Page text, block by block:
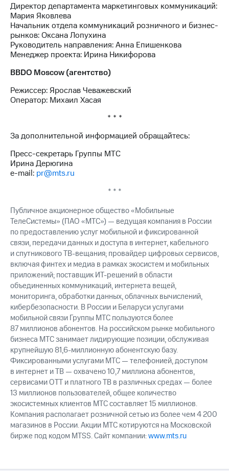
Порядок
выкупа
акций
Дивиденды
Рынок
облигаций
Описание
Еврооблигации-2023
Уведомление
облигаций
Регистратор
Реквизиты
этика
На главную
Директор департамента маркетинговых коммуникаций:
Мария Яковлева
Начальник отдела коммуникаций розничного и бизнес-
рынков: Оксана Лопухина
Руководитель направления: Анна Епишенкова
Менеджер проекта: Ирина Никифорова
BBDO Moscow (агентство)
Режиссер: Ярослав Чеважевский
Оператор: Михаил Хасая
* * *
За дополнительной информацией обращайтесь:
Пресс-секретарь Группы МТС
Ирина Дерюгина
e-mail: pr@mts.ru
* * *
Публичное акционерное общество «Мобильные
ТелеСистемы» (ПАО «МТС») — ведущая компания в России
по предоставлению услуг мобильной и фиксированной
связи, передачи данных и доступа в интернет, кабельного
и спутникового ТВ-вещания; провайдер цифровых сервисов,
включая финтех и медиа в рамках экосистем и мобильных
приложений; поставщик ИТ-решений в области
объединенных коммуникаций, интернета вещей,
мониторинга, обработки данных, облачных вычислений,
кибербезопасности. В России и Беларуси услугами
мобильной связи Группы МТС пользуются более
87 миллионов абонентов. На российском рынке мобильного
бизнеса МТС занимает лидирующие позиции, обслуживая
крупнейшую 81,6-миллионную абонентскую базу.
Фиксированными услугами МТС — телефонией, доступом
в интернет и ТВ — охвачено 10,7 миллиона абонентов,
сервисами OTT и платного ТВ в различных средах — более
13 миллионов пользователей, общее количество
экосистемных клиентов МТС составляет 15 миллионов.
Компания располагает розничной сетью из более чем 4 200
магазинов в России. Акции МТС котируются на Московской
бирже под кодом MTSS. Сайт компании:www.mts.ru